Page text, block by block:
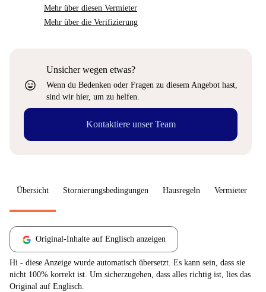
Mehr über diesen Vermieter
Mehr über die Verifizierung
sentiment_very_satisfied
Unsicher wegen etwas?
Wenn du Bedenken oder Fragen zu diesem Angebot hast,
sind wir hier, um zu helfen.
Kontaktiere unser Team
Übersicht Stornierungsbedingungen Hausregeln Vermieter
Original-Inhalte auf Englisch anzeigen
Hi - diese Anzeige wurde automatisch übersetzt. Es kann sein, dass sie
nicht 100% korrekt ist. Um sicherzugehen, dass alles richtig ist, lies das
Original auf Englisch.